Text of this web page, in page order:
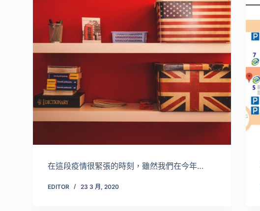
在這段疫情很緊張的時刻，雖然我們在今年…
EDITOR 23 3 月, 2020